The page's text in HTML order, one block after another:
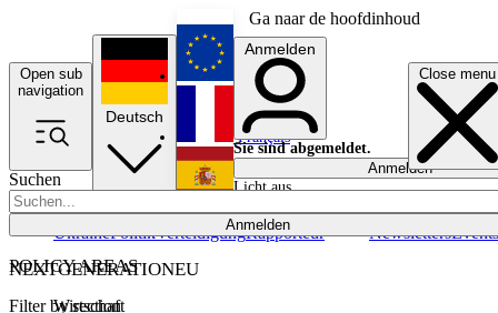
Ga naar de hoofdinhoud
Open sub
navigation
Close menu
Suchen
Anmelden
POLICY AREAS
Wirtschaft
UkrainePolitikVerteidigungRapporteur NewslettersEvents
Deutsch
English
Français
Anmelden
Sie sind abgemeldet.
Anmelden
Licht aus
NEXTGENERATIONEU
Filter by section